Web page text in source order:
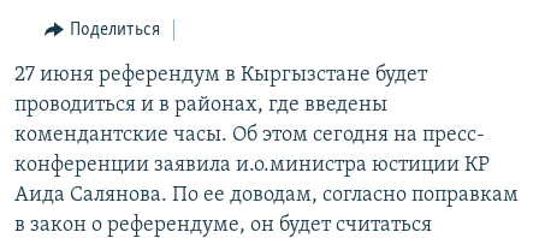
навигации
Вернутся
поиску
ТАДЖИКИСТАН
ҚАЗАҚША
КЫРГЫЗЧА
ЎЗБЕКЧА
ТОҶИКӢ
TÜRKMENÇE
Все сайты РСЕ/РС
Поделиться
27 июня референдум в Кыргызстане будет
проводиться и в районах, где введены
комендантские часы. Об этом сегодня на пресс-
конференции заявила и.о.министра юстиции КР
Аида Салянова. По ее доводам, согласно поправкам
в закон о референдуме, он будет считаться